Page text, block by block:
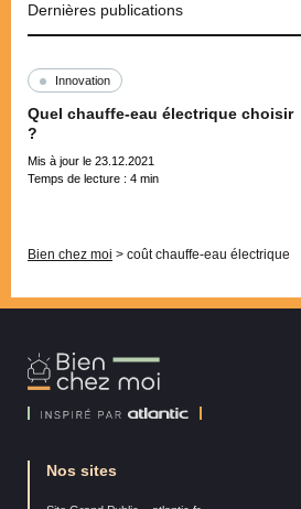
Dernières publications
Innovation
Quel chauffe-eau électrique choisir
?
Mis à jour le 23.12.2021
Temps de lecture : 4 min
Bien chez moi > coût chauffe-eau électrique
Bien
Chez
Nos sites